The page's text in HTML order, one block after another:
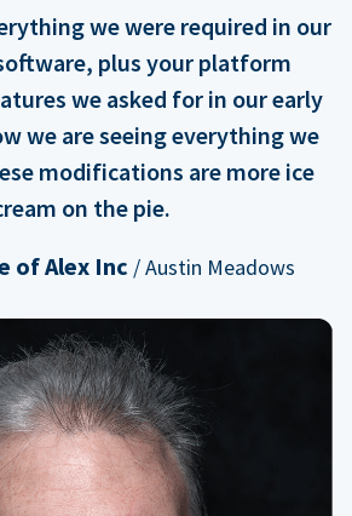
we were required in our
plus your platform
we asked for in our early
we are seeing everything we
modifications are more ice
on the pie.
of Alex Inc / Austin Meadows